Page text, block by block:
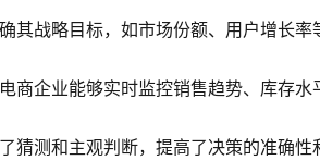
其战略目标，如市场份额、用户增长率
商企业能够实时监控销售趋势、库存水
猜测和主观判断，提高了决策的准确性